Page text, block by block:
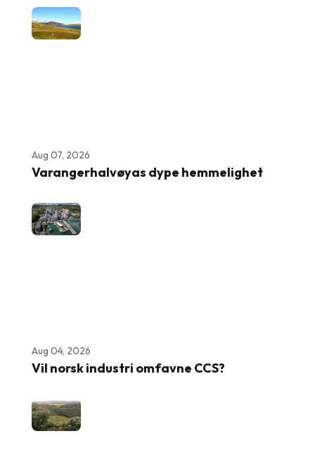
Aug 07, 2026
Varangerhalvøyas dype hemmelighet
Aug 04, 2026
Vil norsk industri omfavne CCS?